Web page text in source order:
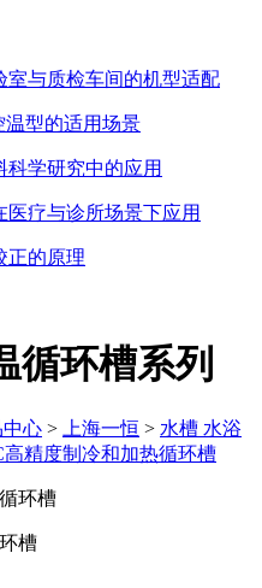
室与质检车间的机型适配
温型的适用场景
科学研究中的应用
疗与诊所场景下应用
正的原理
循环槽系列
中心 > 上海一恒 > 水槽 水浴
高精度制冷和加热循环槽
槽